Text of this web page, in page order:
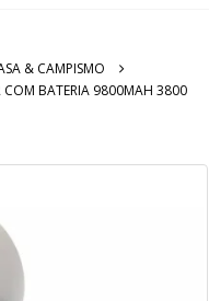
& CAMPISMO
COM BATERIA 9800MAH 3800